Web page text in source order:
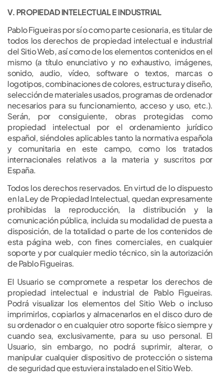
V. PROPIEDAD INTELECTUAL E INDUSTRIAL
Pablo Figueiras por sí o como parte cesionaria, es titular de
todos los derechos de propiedad intelectual e industrial
del Sitio Web, así como de los elementos contenidos en el
mismo (a título enunciativo y no exhaustivo, imágenes,
sonido, audio, vídeo, software o textos, marcas o
logotipos, combinaciones de colores, estructura y diseño,
selección de materiales usados, programas de ordenador
necesarios para su funcionamiento, acceso y uso, etc.).
Serán, por consiguiente, obras protegidas como
propiedad intelectual por el ordenamiento jurídico
español, siéndoles aplicables tanto la normativa española
y comunitaria en este campo, como los tratados
internacionales relativos a la materia y suscritos por
España.
Todos los derechos reservados. En virtud de lo dispuesto
en la Ley de Propiedad Intelectual, quedan expresamente
prohibidas la reproducción, la distribución y la
comunicación pública, incluida su modalidad de puesta a
disposición, de la totalidad o parte de los contenidos de
esta página web, con fines comerciales, en cualquier
soporte y por cualquier medio técnico, sin la autorización
de Pablo Figueiras.
El Usuario se compromete a respetar los derechos de
propiedad intelectual e industrial de Pablo Figueiras.
Podrá visualizar los elementos del Sitio Web o incluso
imprimirlos, copiarlos y almacenarlos en el disco duro de
su ordenador o en cualquier otro soporte físico siempre y
cuando sea, exclusivamente, para su uso personal. El
Usuario, sin embargo, no podrá suprimir, alterar, o
manipular cualquier dispositivo de protección o sistema
de seguridad que estuviera instalado en el Sitio Web.